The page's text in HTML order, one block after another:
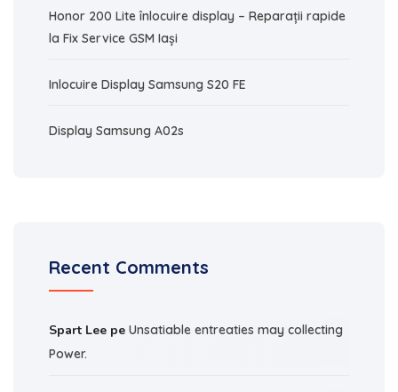
Honor 200 Lite înlocuire display – Reparații rapide
la Fix Service GSM Iași
Inlocuire Display Samsung S20 FE
Display Samsung A02s
Recent Comments
Spart Lee pe Unsatiable entreaties may collecting
Power.